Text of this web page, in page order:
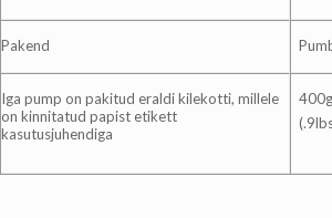
Pakend
Iga pump on pakitud eraldi kilekotti, millele
on kinnitatud papist etikett
kasutusjuhendiga